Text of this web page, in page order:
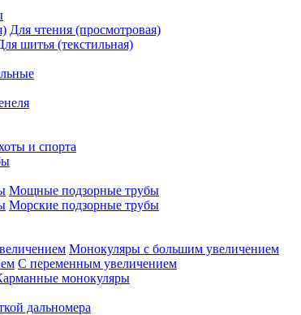
Для чтения (просмотровая)
шитья (текстильная)
и спорта
Мощные подзорные трубы
Морские подзорные трубы
Монокуляры с большим увеличением
С переменным увеличением
монокуляры
дальномера